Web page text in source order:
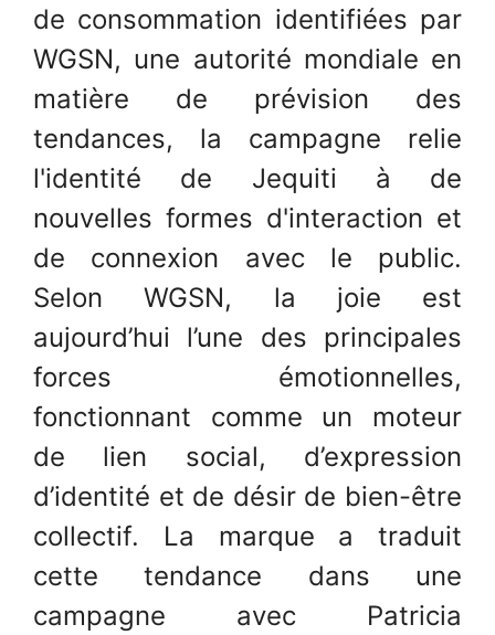
de consommation identifiées par
WGSN, une autorité mondiale en
matière de prévision des
tendances, la campagne relie
l'identité de Jequiti à de
nouvelles formes d'interaction et
de connexion avec le public.
Selon WGSN, la joie est
aujourd’hui l’une des principales
forces émotionnelles,
fonctionnant comme un moteur
de lien social, d’expression
d’identité et de désir de bien-être
collectif. La marque a traduit
cette tendance dans une
campagne avec Patricia